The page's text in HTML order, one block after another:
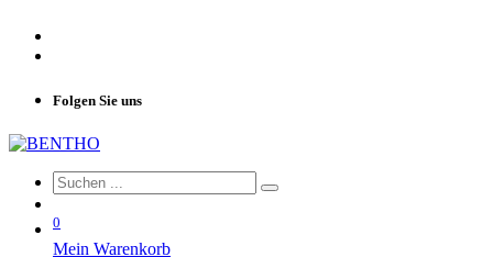
Folgen Sie uns
0
Mein Warenkorb